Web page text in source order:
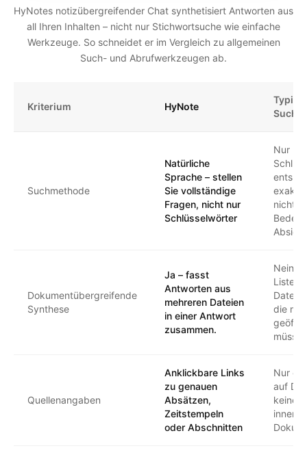
HyNotes notizübergreifender Chat synthetisiert Antworten aus
all Ihren Inhalten – nicht nur Stichwortsuche wie einfache
Werkzeuge. So schneidet er im Vergleich zu allgemeinen
Such- und Abrufwerkzeugen ab.
Kriterium HyNote
Suchmethode
Natürliche
Sprache – stellen
Sie vollständige
Fragen, nicht nur
Schlüsselwörter
Nur
nicht
Absicht
Dokumentübergreifende
Synthese
Ja – fasst
Antworten aus
mehreren Dateien
in einer Antwort
zusammen.
Nein
Liste
die
müssen
Quellenangaben
Anklickbare Links
zu genauen
Absätzen,
Zeitstempeln
oder Abschnitten
Nur
auf
keine